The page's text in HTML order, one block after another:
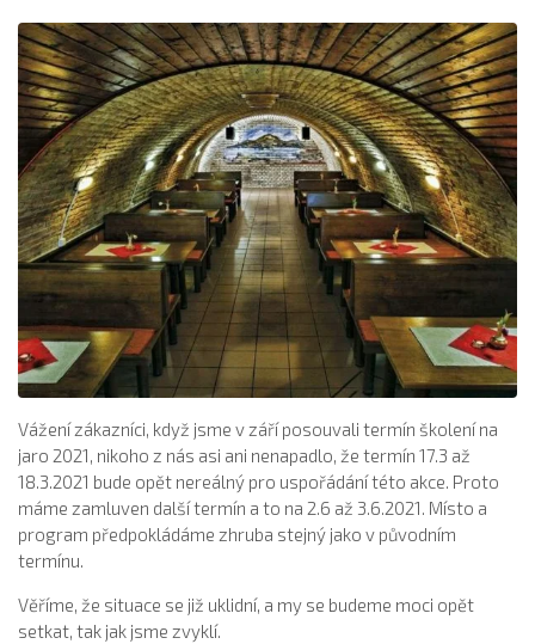
Vážení zákazníci, když jsme v září posouvali termín školení na
jaro 2021, nikoho z nás asi ani nenapadlo, že termín 17.3 až
18.3.2021 bude opět nereálný pro uspořádání této akce. Proto
máme zamluven další termín a to na 2.6 až 3.6.2021. Místo a
program předpokládáme zhruba stejný jako v původním
termínu.
Věříme, že situace se již uklidní, a my se budeme moci opět
setkat, tak jak jsme zvyklí.